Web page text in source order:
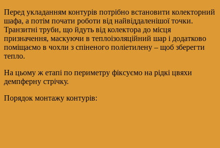
Перед укладанням контурів потрібно встановити колекторний
шафа, а потім почати роботи від найвіддаленішої точки.
Транзитні труби, що йдуть від колектора до місця
призначення, маскуючи в теплоізоляційний шар і додатково
поміщаємо в чохли з спіненого поліетилену – щоб зберегти
тепло.
На цьому ж етапі по периметру фіксуємо на рідкі цвяхи
демпферну стрічку.
Порядок монтажу контурів: